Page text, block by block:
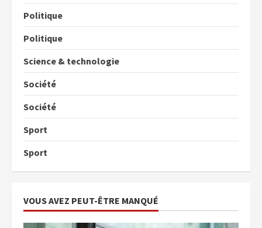
Politique
Politique
Science & technologie
Société
Société
Sport
Sport
VOUS AVEZ PEUT-ÊTRE MANQUÉ